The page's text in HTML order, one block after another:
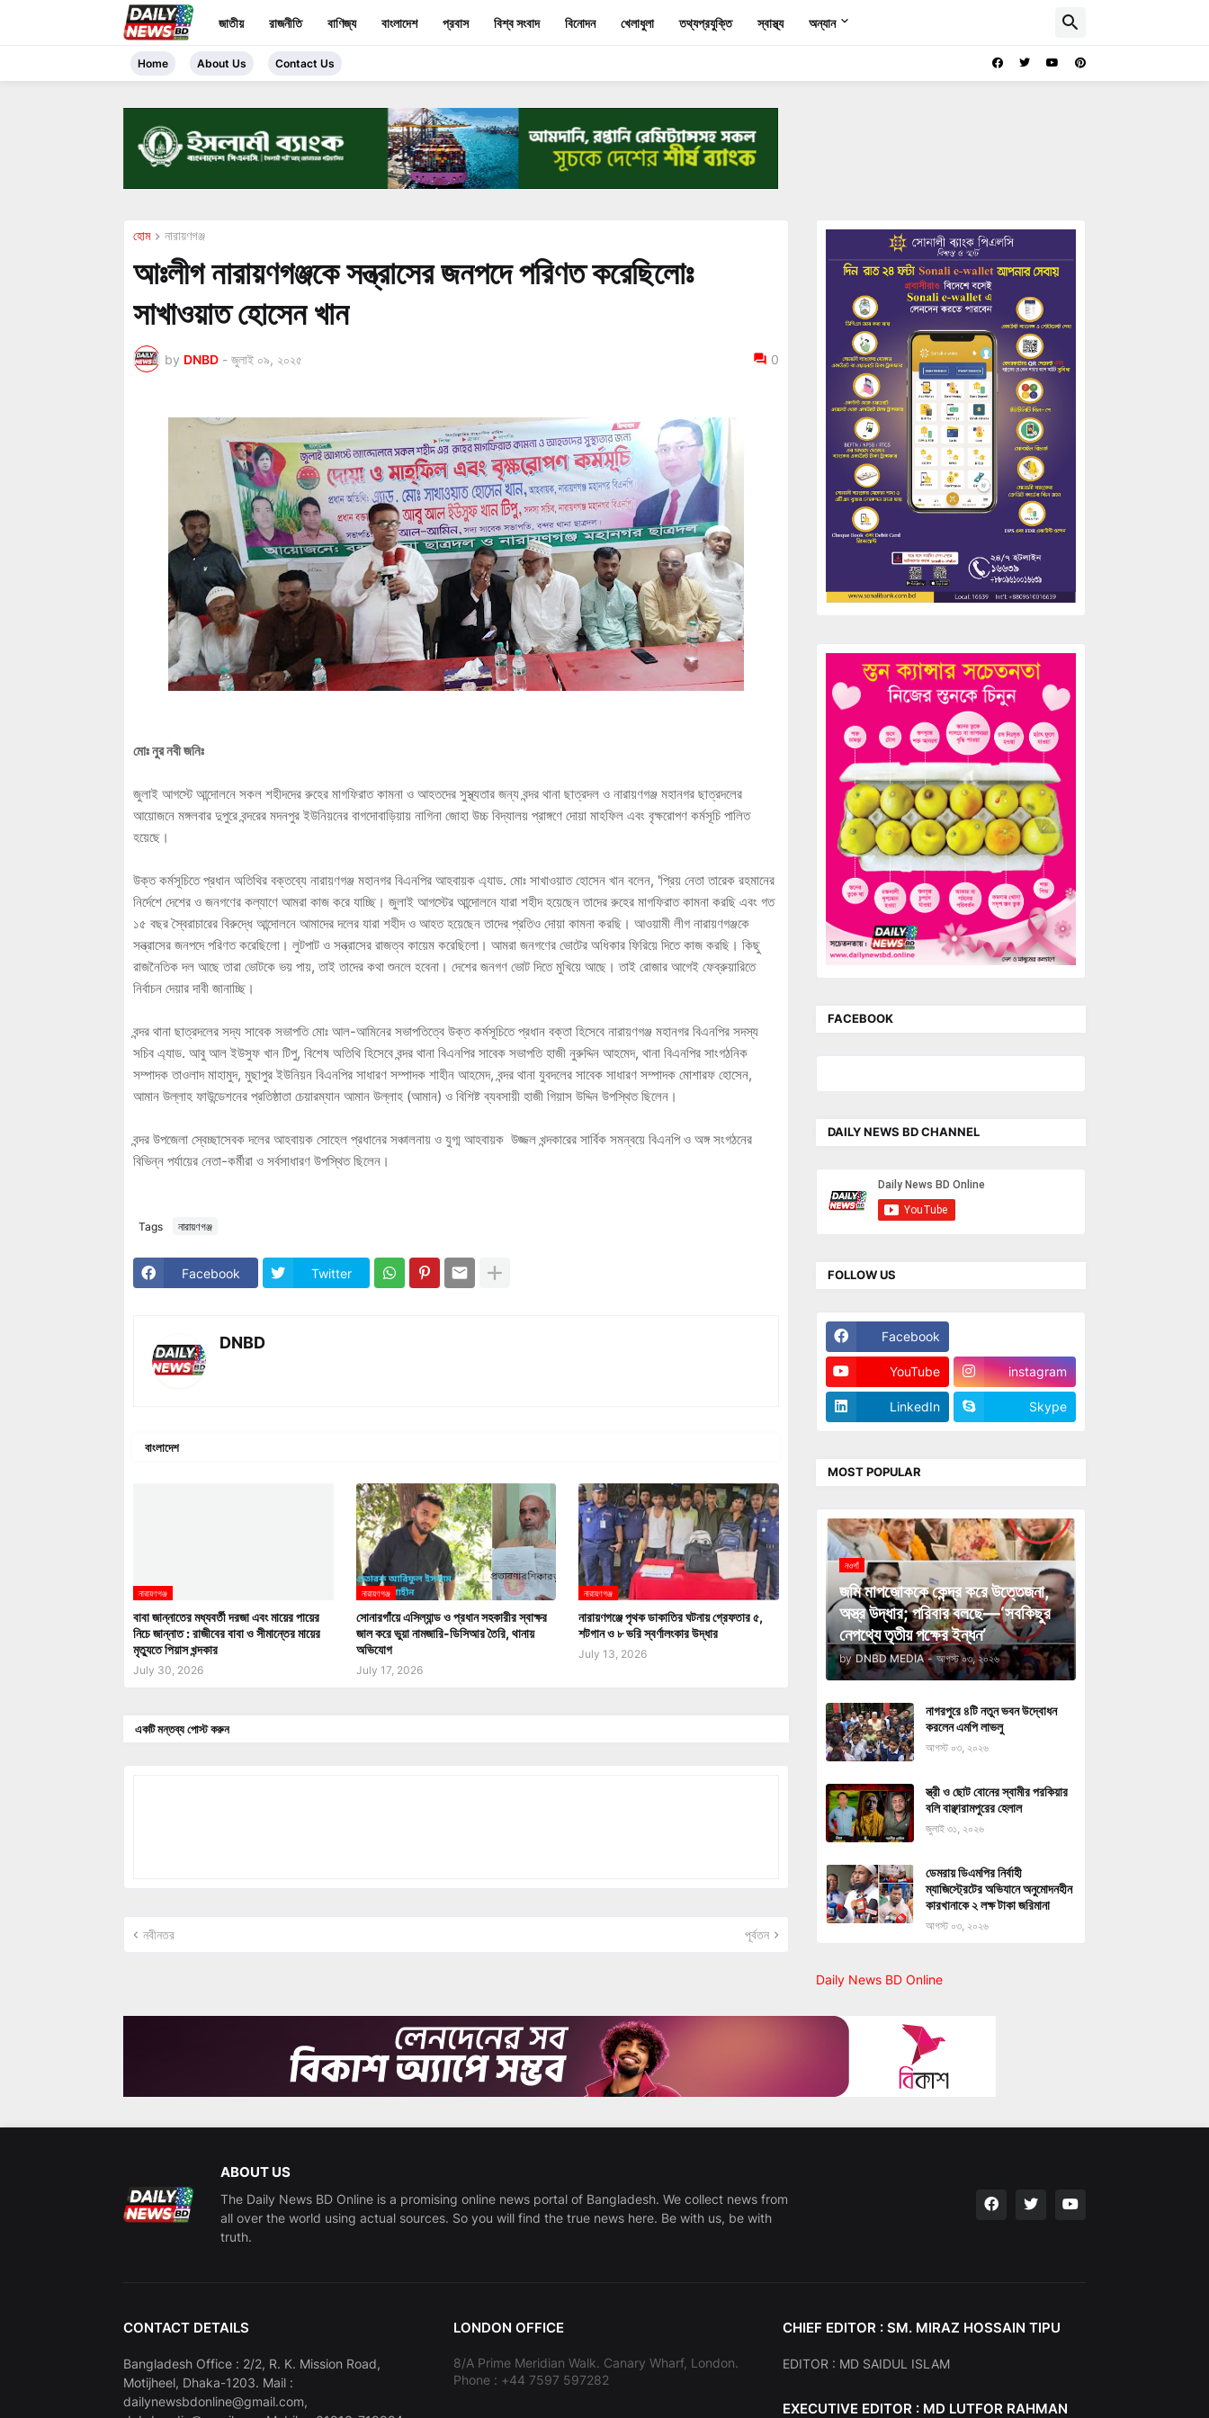
জাতীয় রাজনীতি বাণিজ্য বাংলাদেশ প্রবাস বিশ্ব সংবাদ বিনোদন খেলাধুলা তথ্যপ্রযুক্তি স্বাস্থ্য অন্যান
Home About Us Contact Us
হোম নারায়ণগঞ্জ
আঃলীগ নারায়ণগঞ্জকে সন্ত্রাসের জনপদে পরিণত করেছিলোঃ
সাখাওয়াত হোসেন খান
by DNBD - জুলাই ০৯, ২০২৫ 0
মোঃ নুর নবী জনিঃ
জুলাই আগস্টে আন্দোলনে সকল শহীদদের রুহের মাগফিরাত কামনা ও আহতদের সুস্থ্যতার জন্য বন্দর থানা ছাত্রদল ও নারায়ণগঞ্জ মহানগর ছাত্রদলের
আয়োজনে মঙ্গলবার দুপুরে বন্দরের মদনপুর ইউনিয়নের বাগদোবাড়িয়ায় নাগিনা জোহা উচ্চ বিদ্যালয় প্রাঙ্গণে দোয়া মাহফিল এবং বৃক্ষরোপণ কর্মসূচি পালিত
হয়েছে।
উক্ত কর্মসূচিতে প্রধান অতিথির বক্তব্যে নারায়ণগঞ্জ মহানগর বিএনপির আহবায়ক এ্যাড. মোঃ সাখাওয়াত হোসেন খান বলেন, 'প্রিয় নেতা তারেক রহমানের
নির্দেশে দেশের ও জনগণের কল্যাণে আমরা কাজ করে যাচ্ছি। জুলাই আগস্টের আন্দোলনে যারা শহীদ হয়েছেন তাদের রুহের মাগফিরাত কামনা করছি এবং গত
১৫ বছর স্বৈরাচারের বিরুদ্ধে আন্দোলনে আমাদের দলের যারা শহীদ ও আহত হয়েছেন তাদের প্রতিও দোয়া কামনা করছি। আওয়ামী লীগ নারায়ণগঞ্জকে
সন্ত্রাসের জনপদে পরিণত করেছিলো। লুটপাট ও সন্ত্রাসের রাজত্ব কায়েম করেছিলো। আমরা জনগণের ভোটের অধিকার ফিরিয়ে দিতে কাজ করছি। কিছু
রাজনৈতিক দল আছে তারা ভোটকে ভয় পায়, তাই তাদের কথা শুনলে হবেনা। দেশের জনগণ ভোট দিতে মুখিয়ে আছে। তাই রোজার আগেই ফেব্রুয়ারিতে
নির্বাচন দেয়ার দাবী জানাচ্ছি।
বন্দর থানা ছাত্রদলের সদ্য সাবেক সভাপতি মোঃ আল-আমিনের সভাপতিত্বে উক্ত কর্মসূচিতে প্রধান বক্তা হিসেবে নারায়ণগঞ্জ মহানগর বিএনপির সদস্য
সচিব এ্যাড. আবু আল ইউসুফ খান টিপু, বিশেষ অতিথি হিসেবে বন্দর থানা বিএনপির সাবেক সভাপতি হাজী নুরুদ্দিন আহমেদ, থানা বিএনপির সাংগঠনিক
সম্পাদক তাওলাদ মাহামুদ, মুছাপুর ইউনিয়ন বিএনপির সাধারণ সম্পাদক শাহীন আহমেদ, বন্দর থানা যুবদলের সাবেক সাধারণ সম্পাদক মোশারফ হোসেন,
আমান উল্লাহ ফাউন্ডেশনের প্রতিষ্ঠাতা চেয়ারম্যান আমান উল্লাহ (আমান) ও বিশিষ্ট ব্যবসায়ী হাজী গিয়াস উদ্দিন উপস্থিত ছিলেন।
বন্দর উপজেলা স্বেচ্ছাসেবক দলের আহবায়ক সোহেল প্রধানের সঞ্চালনায় ও যুগ্ম আহবায়ক উজ্জল খন্দকারের সার্বিক সমন্বয়ে বিএনপি ও অঙ্গ সংগঠনের
বিভিন্ন পর্যায়ের নেতা-কর্মীরা ও সর্বসাধারণ উপস্থিত ছিলেন।
Tags নারায়ণগঞ্জ
Facebook Twitter
DNBD
বাংলাদেশ
নারায়ণগঞ্জ
বাবা জান্নাতের মধ্যবর্তী দরজা এবং মায়ের পায়ের
নিচে জান্নাত : রাজীবের বাবা ও সীমান্তের মায়ের
মৃত্যুতে পিয়াস খন্দকার
July 30, 2026
নারায়ণগঞ্জ
সোনারগাঁয়ে এসিল্যান্ড ও প্রধান সহকারীর স্বাক্ষর
জাল করে ভুয়া নামজারি-ডিসিআর তৈরি, থানায়
অভিযোগ
July 17, 2026
নারায়ণগঞ্জ
নারায়ণগঞ্জে পৃথক ডাকাতির ঘটনায় গ্রেফতার ৫,
শটগান ও ৮ ভরি স্বর্ণালংকার উদ্ধার
July 13, 2026
একটি মন্তব্য পোস্ট করুন
নবীনতর পূর্বতন
FACEBOOK
DAILY NEWS BD CHANNEL
FOLLOW US
Facebook
YouTube instagram
LinkedIn Skype
MOST POPULAR
নওগাঁ
জমি মাপজোককে কেন্দ্র করে উত্তেজনা,
অস্ত্র উদ্ধার; পরিবার বলছে—‘সবকিছুর
নেপথ্যে তৃতীয় পক্ষের ইন্ধন’
by DNBD MEDIA - আগস্ট ০৩, ২০২৬
নাগরপুরে ৪টি নতুন ভবন উদ্বোধন
করলেন এমপি লাভলু
আগস্ট ০৩, ২০২৬
স্ত্রী ও ছোট বোনের স্বামীর পরকিয়ার
বলি বাঞ্ছারামপুরের হেলাল
জুলাই ৩১, ২০২৬
ডেমরায় ডিএমপির নির্বাহী
ম্যাজিস্ট্রেটের অভিযানে অনুমোদনহীন
কারখানাকে ২ লক্ষ টাকা জরিমানা
আগস্ট ০৩, ২০২৬
Daily News BD Online
ABOUT US
The Daily News BD Online is a promising online news portal of Bangladesh. We collect news from
all over the world using actual sources. So you will find the true news here. Be with us, be with
truth.
CONTACT DETAILS
Bangladesh Office : 2/2, R. K. Mission Road,
Motijheel, Dhaka-1203. Mail :
dailynewsbdonline@gmail.com,
LONDON OFFICE
8/A Prime Meridian Walk. Canary Wharf, London.
Phone : +44 7597 597282
CHIEF EDITOR : SM. MIRAZ HOSSAIN TIPU
EDITOR : MD SAIDUL ISLAM
EXECUTIVE EDITOR : MD LUTFOR RAHMAN